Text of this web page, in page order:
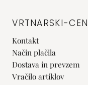
VRTNARSKI-
Kontakt
Način plačila
Dostava in prevzem
Vračilo artiklov